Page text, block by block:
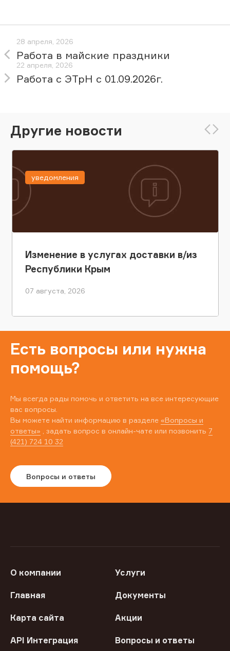
28 апреля, 2026
Работа в майские праздники
22 апреля, 2026
Работа с ЭТрН с 01.09.2026г.
Другие новости
Изменение в услугах доставки в/из
Республики Крым
07 августа, 2026
уведомления
Есть вопросы или нужна
помощь?
Мы всегда рады помочь и ответить на все интересующие
вас вопросы.
Вы можете найти информацию в разделе «Вопросы и
ответы» , задать вопрос в онлайн-чате или позвонить 7
(421) 724 10 32
Вопросы и ответы
О компании Услуги
Главная Документы
Карта сайта Акции
API Интеграция Вопросы и ответы